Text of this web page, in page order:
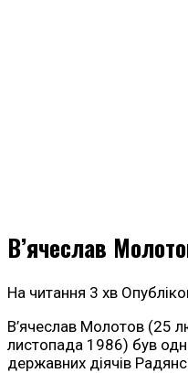
В’ячеслав
На читання 3 хв
В’ячеслав Молотов (25
листопада 1986) був
державних діячів